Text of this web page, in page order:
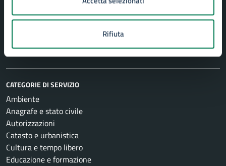
Rifiuta
Politici
Documenti e Dati
CATEGORIE DI SERVIZIO
Ambiente
Anagrafe e stato civile
Autorizzazioni
Catasto e urbanistica
Cultura e tempo libero
Educazione e formazione